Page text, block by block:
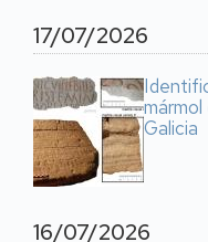
17/07/2026
Galicia
16/07/2026